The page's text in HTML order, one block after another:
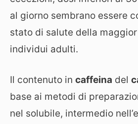
al giorno sembrano essere
stato di salute della
individui adulti.
Il contenuto in caffeina del
base ai metodi di
nel solubile, intermedio